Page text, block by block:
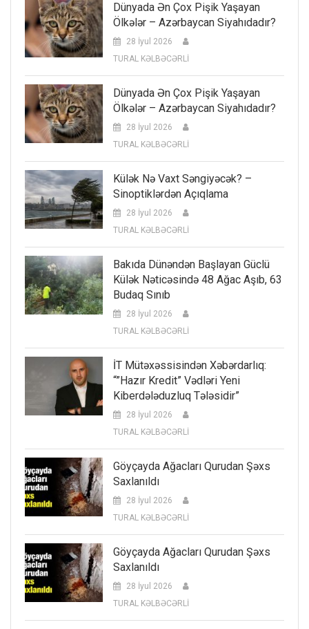
Dünyada Ən Çox Pişik Yaşayan
Ölkələr – Azərbaycan Siyahıdadır?
28 İyul 2026
TURAL KƏLBƏCƏRLİ
Dünyada Ən Çox Pişik Yaşayan
Ölkələr – Azərbaycan Siyahıdadır?
28 İyul 2026
TURAL KƏLBƏCƏRLİ
Külək Nə Vaxt Səngiyəcək? –
Sinoptiklərdən Açıqlama
28 İyul 2026
TURAL KƏLBƏCƏRLİ
Bakıda Dünəndən Başlayan Güclü
Külək Nəticəsində 48 Ağac Aşıb, 63
Budaq Sınıb
28 İyul 2026
TURAL KƏLBƏCƏRLİ
İT Mütəxəssisindən Xəbərdarlıq:
“”Hazır Kredit” Vədləri Yeni
Kiberdələduzluq Tələsidir”
28 İyul 2026
TURAL KƏLBƏCƏRLİ
Göyçayda Ağacları Qurudan Şəxs
Saxlanıldı
28 İyul 2026
TURAL KƏLBƏCƏRLİ
Göyçayda Ağacları Qurudan Şəxs
Saxlanıldı
28 İyul 2026
TURAL KƏLBƏCƏRLİ